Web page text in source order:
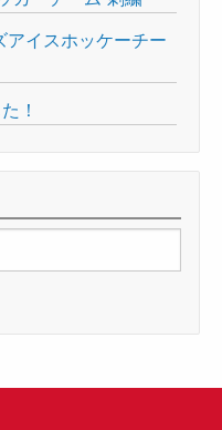
イスホッケーチー
！